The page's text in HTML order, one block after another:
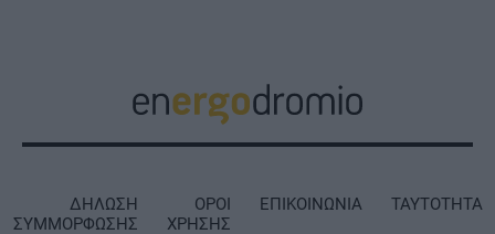
ΔΗΛΩΣΗ
ΣΥΜΜΟΡΦΩΣΗΣ
ΟΡΟΙ
ΧΡΗΣΗΣ
ΕΠΙΚΟΙΝΩΝΙΑ ΤΑΥΤΟΤΗΤΑ